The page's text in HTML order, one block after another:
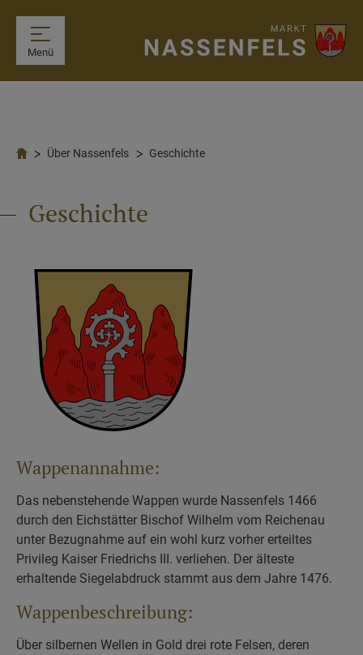
Menü
Über Nassenfels Geschichte
Geschichte
Wappenannahme:
Das nebenstehende Wappen wurde Nassenfels 1466
durch den Eichstätter Bischof Wilhelm vom Reichenau
unter Bezugnahme auf ein wohl kurz vorher erteiltes
Privileg Kaiser Friedrichs III. verliehen. Der älteste
erhaltende Siegelabdruck stammt aus dem Jahre 1476.
Wappenbeschreibung:
Über silbernen Wellen in Gold drei rote Felsen, deren